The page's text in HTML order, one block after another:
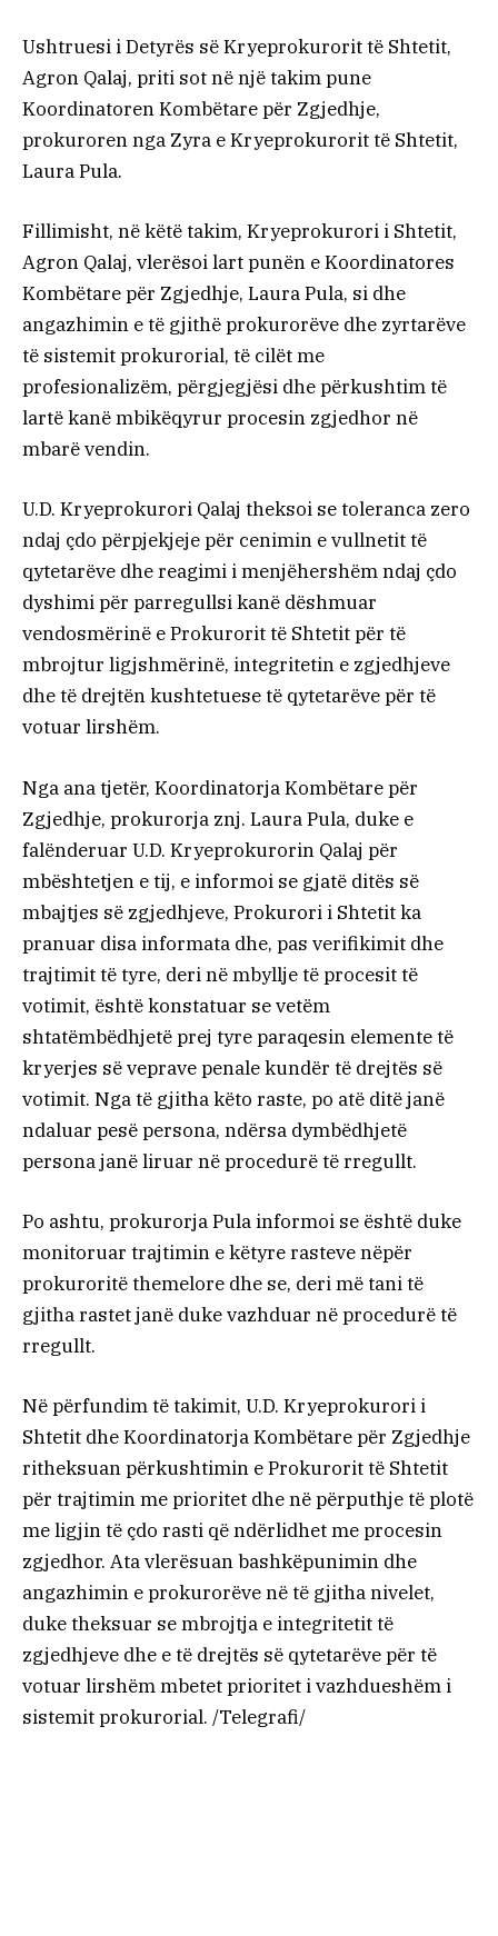
Ushtruesi i Detyrës së Kryeprokurorit të Shtetit,
Agron Qalaj, priti sot në një takim pune
Koordinatoren Kombëtare për Zgjedhje,
prokuroren nga Zyra e Kryeprokurorit të Shtetit,
Laura Pula.
Fillimisht, në këtë takim, Kryeprokurori i Shtetit,
Agron Qalaj, vlerësoi lart punën e Koordinatores
Kombëtare për Zgjedhje, Laura Pula, si dhe
angazhimin e të gjithë prokurorëve dhe zyrtarëve
të sistemit prokurorial, të cilët me
profesionalizëm, përgjegjësi dhe përkushtim të
lartë kanë mbikëqyrur procesin zgjedhor në
mbarë vendin.
U.D. Kryeprokurori Qalaj theksoi se toleranca zero
ndaj çdo përpjekjeje për cenimin e vullnetit të
qytetarëve dhe reagimi i menjëhershëm ndaj çdo
dyshimi për parregullsi kanë dëshmuar
vendosmërinë e Prokurorit të Shtetit për të
mbrojtur ligjshmërinë, integritetin e zgjedhjeve
dhe të drejtën kushtetuese të qytetarëve për të
votuar lirshëm.
Nga ana tjetër, Koordinatorja Kombëtare për
Zgjedhje, prokurorja znj. Laura Pula, duke e
falënderuar U.D. Kryeprokurorin Qalaj për
mbështetjen e tij, e informoi se gjatë ditës së
mbajtjes së zgjedhjeve, Prokurori i Shtetit ka
pranuar disa informata dhe, pas verifikimit dhe
trajtimit të tyre, deri në mbyllje të procesit të
votimit, është konstatuar se vetëm
shtatëmbëdhjetë prej tyre paraqesin elemente të
kryerjes së veprave penale kundër të drejtës së
votimit. Nga të gjitha këto raste, po atë ditë janë
ndaluar pesë persona, ndërsa dymbëdhjetë
persona janë liruar në procedurë të rregullt.
Po ashtu, prokurorja Pula informoi se është duke
monitoruar trajtimin e këtyre rasteve nëpër
prokuroritë themelore dhe se, deri më tani të
gjitha rastet janë duke vazhduar në procedurë të
rregullt.
Në përfundim të takimit, U.D. Kryeprokurori i
Shtetit dhe Koordinatorja Kombëtare për Zgjedhje
ritheksuan përkushtimin e Prokurorit të Shtetit
për trajtimin me prioritet dhe në përputhje të plotë
me ligjin të çdo rasti që ndërlidhet me procesin
zgjedhor. Ata vlerësuan bashkëpunimin dhe
angazhimin e prokurorëve në të gjitha nivelet,
duke theksuar se mbrojtja e integritetit të
zgjedhjeve dhe e të drejtës së qytetarëve për të
votuar lirshëm mbetet prioritet i vazhdueshëm i
sistemit prokurorial. /Telegrafi/